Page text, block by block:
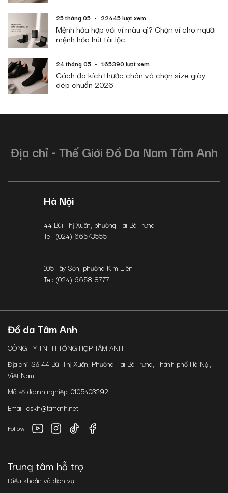
25 tháng 05 22445 lượt xem
Mệnh hỏa hợp với ví màu gì? Chọn ví cho người
mệnh hỏa hút tài lộc
24 tháng 05 165390 lượt xem
Cách đo kích thước chân và chọn size giày
dép chuẩn 2026
Địa chỉ - Thế Giới Đồ Da Nam Tâm Anh
Hà Nội
44 Bùi Thị Xuân, phường Hai Bà Trưng
Tel: (024) 66573555
105 Tây Sơn, phường Kim Liên
Tel: (024) 6658 8777
Đồ da Tâm Anh
CÔNG TY TNHH TỔNG HỢP TÂM ANH
Địa chỉ: Số 44 Bùi Thị Xuân, Phường Hai Bà Trưng, Thành phố Hà Nội,
Việt Nam
Mã số doanh nghiệp: 0105403292
Email: cskh@tamanh.net
Follow
Trung tâm hỗ trợ
Điều khoản và dịch vụ